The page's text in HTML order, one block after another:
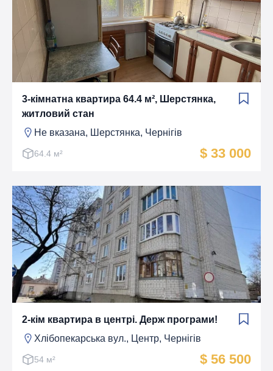
3-кімнатна квартира 64.4 м², Шерстянка,
житловий стан
Не вказана, Шерстянка, Чернігів
64.4 м² $ 33 000
2-кім квартира в центрі. Держ програми!
Хлібопекарська вул., Центр, Чернігів
54 м² $ 56 500